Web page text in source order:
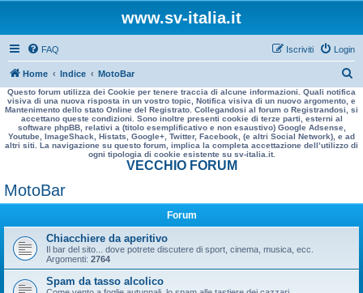
www.sv-italia.it
FAQ Login
Iscriviti
Home Indice MotoBar
e
r
a
Questo forum utilizza dei Cookie per tenere traccia di alcune informazioni. Quali notifica
visiva di una nuova risposta in un vostro topic, Notifica visiva di un nuovo argomento, e
Mantenimento dello stato Online del Registrato. Collegandosi al forum o Registrandosi, si
accettano queste condizioni. Sono inoltre presenti cookie di terze parti, esterni al
software phpBB, relativi a (titolo esemplificativo e non esaustivo) Google Adsense,
Youtube, ImageShack, Histats, Google+, Twitter, Facebook, (e altri Social Network), e ad
altri siti. La navigazione su questo forum, implica la completa accettazione dell’utilizzo di
ogni tipologia di cookie esistente su sv-italia.it.
VECCHIO FORUM
MotoBar
Forum
Chiacchiere da aperitivo
Il bar del sito... dove potrete discutere di sport, cinema, musica, ecc.
Argomenti: 2764
Spam da tasso alcolico